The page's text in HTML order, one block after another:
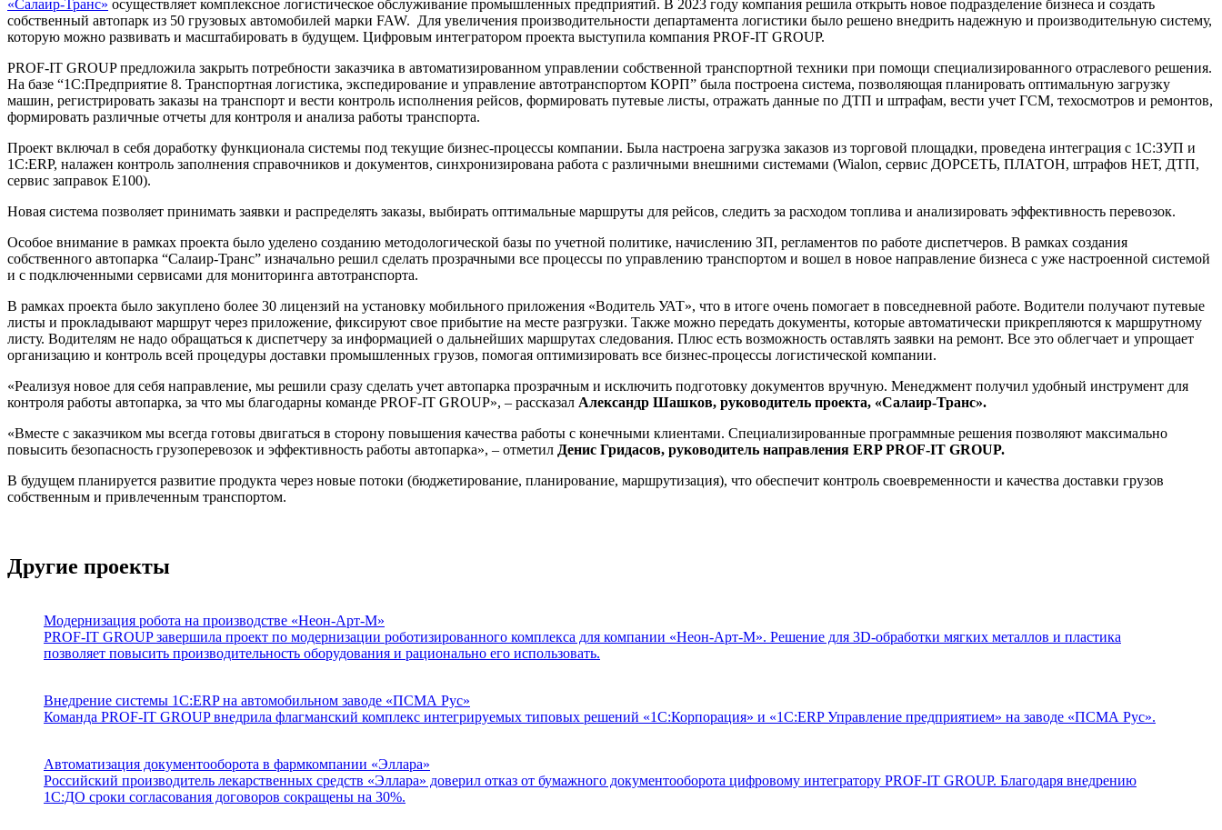
«Салаир-Транс» осуществляет комплексное логистическое обслуживание промышленных предприятий. В 2023 году компания решила открыть новое подразделение бизнеса и создать
собственный автопарк из 50 грузовых автомобилей марки FAW. Для увеличения производительности департамента логистики было решено внедрить надежную и производительную систему,
которую можно развивать и масштабировать в будущем. Цифровым интегратором проекта выступила компания PROF-IT GROUP.
PROF-IT GROUP предложила закрыть потребности заказчика в автоматизированном управлении собственной транспортной техники при помощи специализированного отраслевого решения.
На базе “1С:Предприятие 8. Транспортная логистика, экспедирование и управление автотранспортом КОРП” была построена система, позволяющая планировать оптимальную загрузку
машин, регистрировать заказы на транспорт и вести контроль исполнения рейсов, формировать путевые листы, отражать данные по ДТП и штрафам, вести учет ГСМ, техосмотров и ремонтов,
формировать различные отчеты для контроля и анализа работы транспорта.
Проект включал в себя доработку функционала системы под текущие бизнес-процессы компании. Была настроена загрузка заказов из торговой площадки, проведена интеграция с 1С:ЗУП и
1С:ERP, налажен контроль заполнения справочников и документов, синхронизирована работа с различными внешними системами (Wialon, сервис ДОРСЕТЬ, ПЛАТОН, штрафов НЕТ, ДТП,
сервис заправок Е100).
Новая система позволяет принимать заявки и распределять заказы, выбирать оптимальные маршруты для рейсов, следить за расходом топлива и анализировать эффективность перевозок.
Особое внимание в рамках проекта было уделено созданию методологической базы по учетной политике, начислению ЗП, регламентов по работе диспетчеров. В рамках создания
собственного автопарка “Салаир-Транс” изначально решил сделать прозрачными все процессы по управлению транспортом и вошел в новое направление бизнеса с уже настроенной системой
и с подключенными сервисами для мониторинга автотранспорта.
В рамках проекта было закуплено более 30 лицензий на установку мобильного приложения «Водитель УАТ», что в итоге очень помогает в повседневной работе. Водители получают путевые
листы и прокладывают маршрут через приложение, фиксируют свое прибытие на месте разгрузки. Также можно передать документы, которые автоматически прикрепляются к маршрутному
листу. Водителям не надо обращаться к диспетчеру за информацией о дальнейших маршрутах следования. Плюс есть возможность оставлять заявки на ремонт. Все это облегчает и упрощает
организацию и контроль всей процедуры доставки промышленных грузов, помогая оптимизировать все бизнес-процессы логистической компании.
«Реализуя новое для себя направление, мы решили сразу сделать учет автопарка прозрачным и исключить подготовку документов вручную. Менеджмент получил удобный инструмент для
контроля работы автопарка, за что мы благодарны команде PROF-IT GROUP», – рассказал Александр Шашков, руководитель проекта, «Салаир-Транс».
«Вместе с заказчиком мы всегда готовы двигаться в сторону повышения качества работы с конечными клиентами. Специализированные программные решения позволяют максимально
повысить безопасность грузоперевозок и эффективность работы автопарка», – отметил Денис Гридасов, руководитель направления ERP PROF-IT GROUP.
В будущем планируется развитие продукта через новые потоки (бюджетирование, планирование, маршрутизация), что обеспечит контроль своевременности и качества доставки грузов
собственным и привлеченным транспортом.
Другие проекты
Модернизация робота на производстве «Неон-Арт-М»
PROF-IT GROUP завершила проект по модернизации роботизированного комплекса для компании «Неон-Арт-М». Решение для 3D-обработки мягких металлов и пластика
позволяет повысить производительность оборудования и рационально его использовать.
Внедрение системы 1С:ERP на автомобильном заводе «ПСМА Рус»
Команда PROF-IT GROUP внедрила флагманский комплекс интегрируемых типовых решений «1С:Корпорация» и «1С:ERP Управление предприятием» на заводе «ПСМА Рус».
Автоматизация документооборота в фармкомпании «Эллара»
Российский производитель лекарственных средств «Эллара» доверил отказ от бумажного документооборота цифровому интегратору PROF-IT GROUP. Благодаря внедрению
1С:ДО сроки согласования договоров сокращены на 30%.